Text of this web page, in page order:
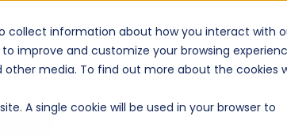
collect information about how you interact with
improve and customize your browsing
media. To find out more about the cookies
A single cookie will be used in your browser to
Продукти Послуги Про нас Підтримка
з доданим параметром автопідставляння слів.